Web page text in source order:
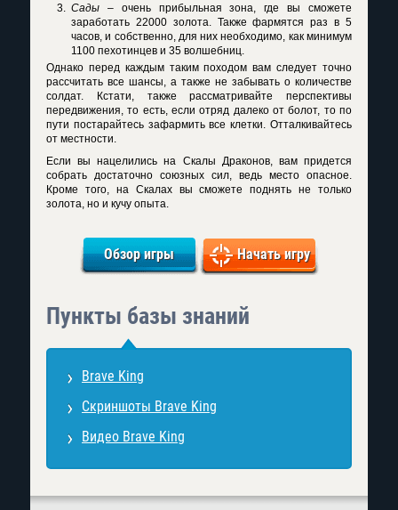
Сады – очень прибыльная зона, где вы сможете
заработать 22000 золота. Также фармятся раз в 5
часов, и собственно, для них необходимо, как минимум
1100 пехотинцев и 35 волшебниц.
Однако перед каждым таким походом вам следует точно
рассчитать все шансы, а также не забывать о количестве
солдат. Кстати, также рассматривайте перспективы
передвижения, то есть, если отряд далеко от болот, то по
пути постарайтесь зафармить все клетки. Отталкивайтесь
от местности.
Если вы нацелились на Скалы Драконов, вам придется
собрать достаточно союзных сил, ведь место опасное.
Кроме того, на Скалах вы сможете поднять не только
золота, но и кучу опыта.
Обзор игры Начать игру
Пункты базы знаний
Brave King
Скриншоты Brave King
Видео Brave King